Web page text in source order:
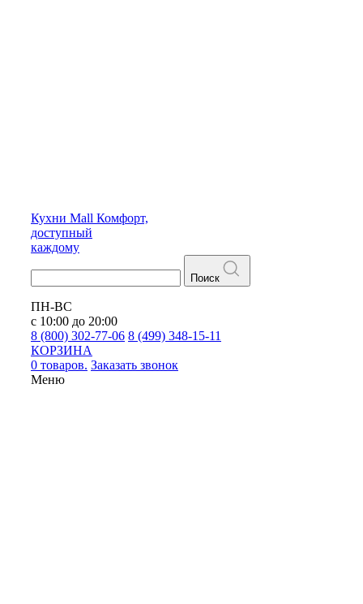
Кухни Mall Комфорт,
доступный
каждому
Поиск
ПН-ВС
с 10:00 до 20:00
8 (800) 302-77-06 8 (499) 348-15-11
КОРЗИНА
0 товаров. Заказать звонок
Меню